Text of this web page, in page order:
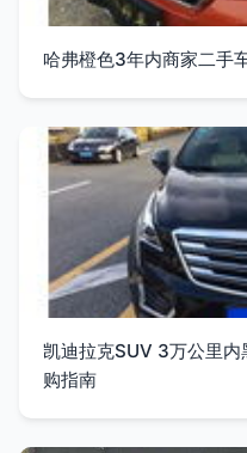
哈弗橙色3年内商家二手
凯迪拉克SUV 3万公里
购指南